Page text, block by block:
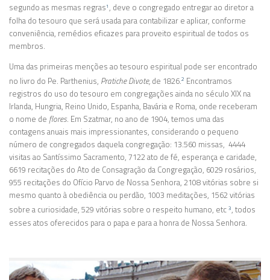
segundo as mesmas regras1, deve o congregado entregar ao diretor a
folha do tesouro que será usada para contabilizar e aplicar, conforme
conveniência, remédios eficazes para proveito espiritual de todos os
membros.
Uma das primeiras menções ao tesouro espiritual pode ser encontrado
no livro do Pe. Parthenius, Pratiche Divote, de 1826.2 Encontramos
registros do uso do tesouro em congregações ainda no século XIX na
Irlanda, Hungria, Reino Unido, Espanha, Bavária e Roma, onde receberam
o nome de flores. Em Szatmar, no ano de 1904, temos uma das
contagens anuais mais impressionantes, considerando o pequeno
número de congregados daquela congregação: 13.560 missas, 4444
visitas ao Santíssimo Sacramento, 7122 ato de fé, esperança e caridade,
6619 recitações do Ato de Consagração da Congregação, 6029 rosários,
955 recitações do Ofício Parvo de Nossa Senhora, 2108 vitórias sobre si
mesmo quanto à obediência ou perdão, 1003 meditações, 1562 vitórias
sobre a curiosidade, 529 vitórias sobre o respeito humano, etc 3, todos
esses atos oferecidos para o papa e para a honra de Nossa Senhora.